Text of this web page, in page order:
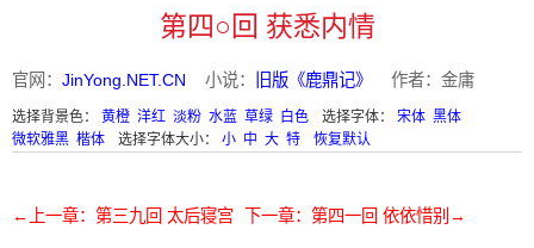
第四○回 获悉内情
官网： JinYong.NET.CN 小说： 旧版《鹿鼎记》 作者：金庸
选择背景色： 黄橙 洋红 淡粉 水蓝 草绿 白色 选择字体： 宋体 黑体
微软雅黑 楷体 选择字体大小： 小 中 大 特 恢复默认
←上一章：第三九回 太后寝宫 下一章：第四一回 依依惜别→